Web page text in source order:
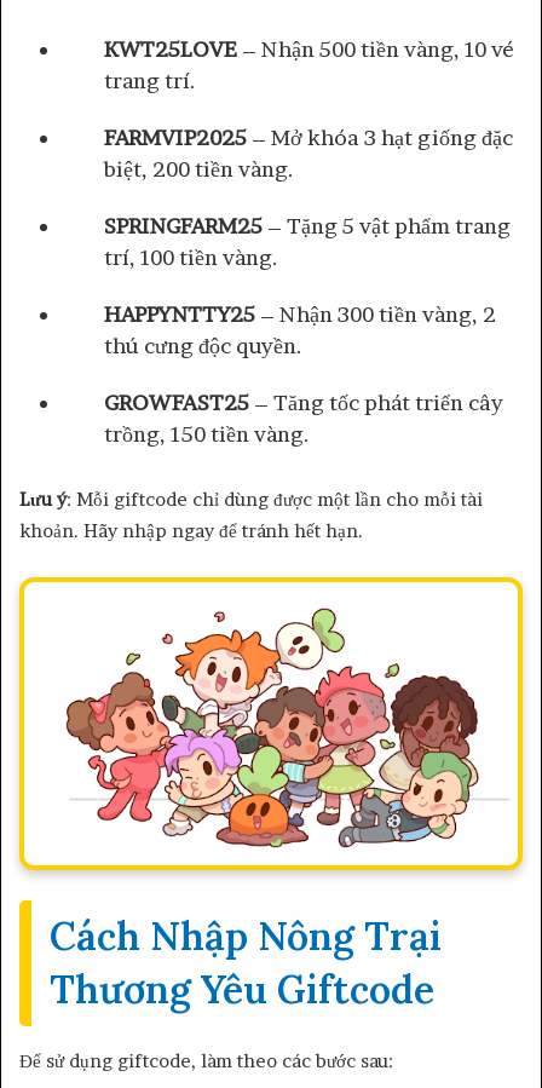
KWT25LOVE – Nhận 500 tiền vàng, 10 vé
trang trí.
FARMVIP2025 – Mở khóa 3 hạt giống đặc
biệt, 200 tiền vàng.
SPRINGFARM25 – Tặng 5 vật phẩm trang
trí, 100 tiền vàng.
HAPPYNTTY25 – Nhận 300 tiền vàng, 2
thú cưng độc quyền.
GROWFAST25 – Tăng tốc phát triển cây
trồng, 150 tiền vàng.
Lưu ý: Mỗi giftcode chỉ dùng được một lần cho mỗi tài
khoản. Hãy nhập ngay để tránh hết hạn.
Cách Nhập Nông Trại
Thương Yêu Giftcode
Để sử dụng giftcode, làm theo các bước sau: